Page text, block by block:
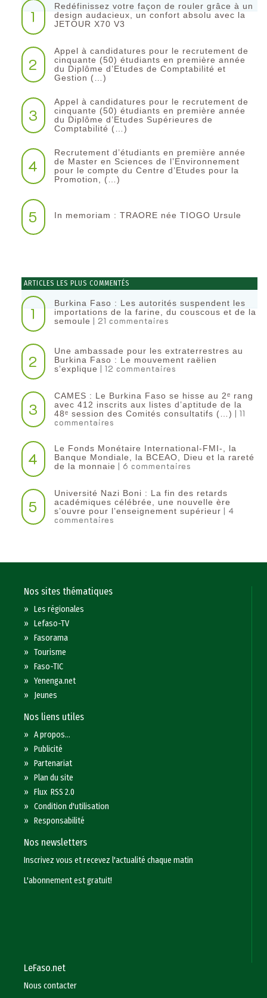
1
Redéfinissez votre façon de rouler grâce à un
design audacieux, un confort absolu avec la
JETOUR X70 V3
2
Appel à candidatures pour le recrutement de
cinquante (50) étudiants en première année
du Diplôme d’Etudes de Comptabilité et
Gestion (…)
3
Appel à candidatures pour le recrutement de
cinquante (50) étudiants en première année
du Diplôme d’Etudes Supérieures de
Comptabilité (…)
4
Recrutement d’étudiants en première année
de Master en Sciences de l’Environnement
pour le compte du Centre d’Etudes pour la
Promotion, (…)
5 In memoriam : TRAORE née TIOGO Ursule
ARTICLES LES PLUS COMMENTÉS
1
Burkina Faso : Les autorités suspendent les
importations de la farine, du couscous et de la
semoule | 21 commentaires
2
Une ambassade pour les extraterrestres au
Burkina Faso : Le mouvement raëlien
s’explique | 12 commentaires
3
CAMES : Le Burkina Faso se hisse au 2ᵉ rang
avec 412 inscrits aux listes d’aptitude de la
48ᵉ session des Comités consultatifs (…) | 11
commentaires
4
Le Fonds Monétaire International-FMI-, la
Banque Mondiale, la BCEAO, Dieu et la rareté
de la monnaie | 6 commentaires
5
Université Nazi Boni : La fin des retards
académiques célébrée, une nouvelle ère
s’ouvre pour l’enseignement supérieur | 4
commentaires
Nos sites thématiques
»Les régionales
»Lefaso-TV
»Fasorama
»Tourisme
»Faso-TIC
»Yenenga.net
» Jeunes
Nos liens utiles
»A propos...
»Publicité
»Partenariat
»Plan du site
»Flux RSS 2.0
»Condition d'utilisation
»Responsabilité
Nos newsletters
Inscrivez vous et recevez l'actualité chaque matin
L'abonnement est gratuit!
LeFaso.net
Nous contacter